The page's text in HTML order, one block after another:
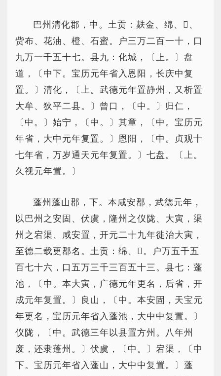
巴州清化郡，中。土贡：麸金、绵、、
赀布、花油、橙、石蜜。户三万二百一十，口
九万一千五十七。县九：化城，〔上。〕盘
道，〔中下。宝历元年省入恩阳，长庆中复
置。〕清化，〔上。武德元年置静州，又析置
大牟、狄平二县。〕曾口，〔中。〕归仁，
〔中。〕始宁，〔中。〕其章，〔中。宝历元
年省，大中元年复置。〕恩阳，〔中。贞观十
七年省，万岁通天元年复置。〕七盘。〔上。
久视元年置。〕
蓬州蓬山郡，下。本咸安郡，武德元年，
以巴州之安固、伏虞，隆州之仪陇、大寅，渠
州之宕渠、咸安置，开元二十九年徙治大寅，
至德二载更郡名。土贡：绵、。户万五千五
百七十六，口五万三千三百五十三。县七：蓬
池，〔中。本大寅，广德元年更名，后省，开
成元年复置。〕良山，〔中。本安固，天宝元
年更名，宝历元年省入蓬池，大中中复置。〕
仪陇，〔中。武德三年以县置方州。八年州
废，还隶蓬州。〕伏虞，〔中。〕宕渠，〔中
下。宝历元年省入蓬山，大中中复置。〕蓬